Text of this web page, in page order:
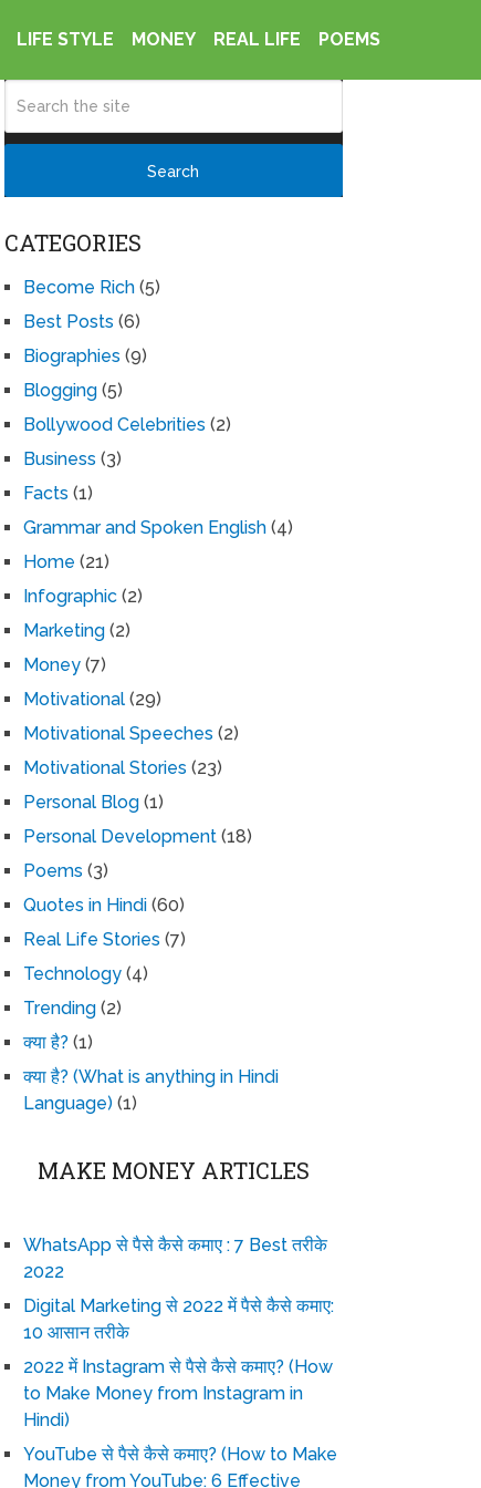
LIFE STYLE MONEY REAL LIFE POEMS
CATEGORIES
Become Rich(5)
Best Posts (6)
Biographies (9)
Blogging(5)
Bollywood Celebrities (2)
Business (3)
Facts (1)
Grammar and Spoken English(4)
Home (21)
Infographic(2)
Marketing(2)
Money(7)
Motivational(29)
Motivational Speeches (2)
Motivational Stories (23)
Personal Blog(1)
Personal Development(18)
Poems (3)
Quotes in Hindi(60)
Real Life Stories (7)
Technology(4)
Trending(2)
क्या है? (1)
क्या है? (What is anything in Hindi
Language)(1)
MAKE MONEY ARTICLES
WhatsApp से पैसे कैसे कमाए : 7 Best तरीके
2022
Digital Marketing से 2022 में पैसे कैसे कमाए:
10 आसान तरीके
2022 में Instagram से पैसे कैसे कमाए? (How
to Make Money from Instagram in
Hindi)
YouTube से पैसे कैसे कमाए? (How to Make
Money from YouTube: 6 Effective